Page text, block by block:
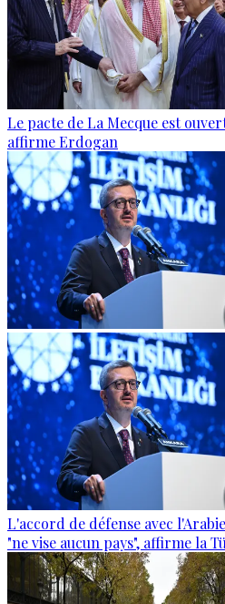
Le pacte de La Mecque est
affirme Erdogan
L'accord de défense avec
"ne vise aucun pays", affirme la